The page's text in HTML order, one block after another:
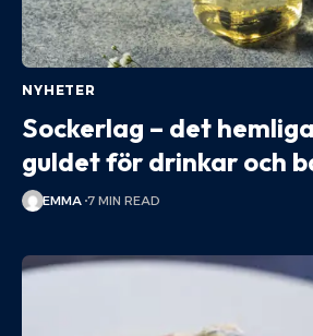
NYHETER
Sockerlag – det
guldet för drinkar och
EMMA 7 MIN READ